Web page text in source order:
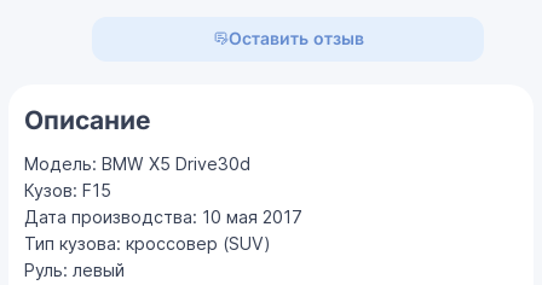
Оставить отзыв
Описание
Модель: BMW X5 Drive30d
Кузов: F15
Дата производства: 10 мая 2017
Тип кузова: кроссовер (SUV)
Руль: левый